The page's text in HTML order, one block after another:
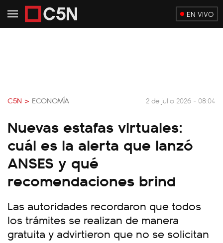
EN VIVO
C5N > ECONOMÍA 2 de julio 2026 - 08:04
Nuevas estafas virtuales:
cuál es la alerta que lanzó
ANSES y qué
recomendaciones brind
Las autoridades recordaron que todos
los trámites se realizan de manera
gratuita y advirtieron que no se solicitan